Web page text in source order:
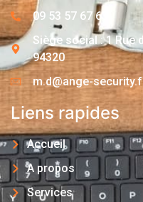
09 53 57 67 63
Siège social : 1 Rue
94320
m.d@ange-
Liens rapides
Accueil
A propos
Services